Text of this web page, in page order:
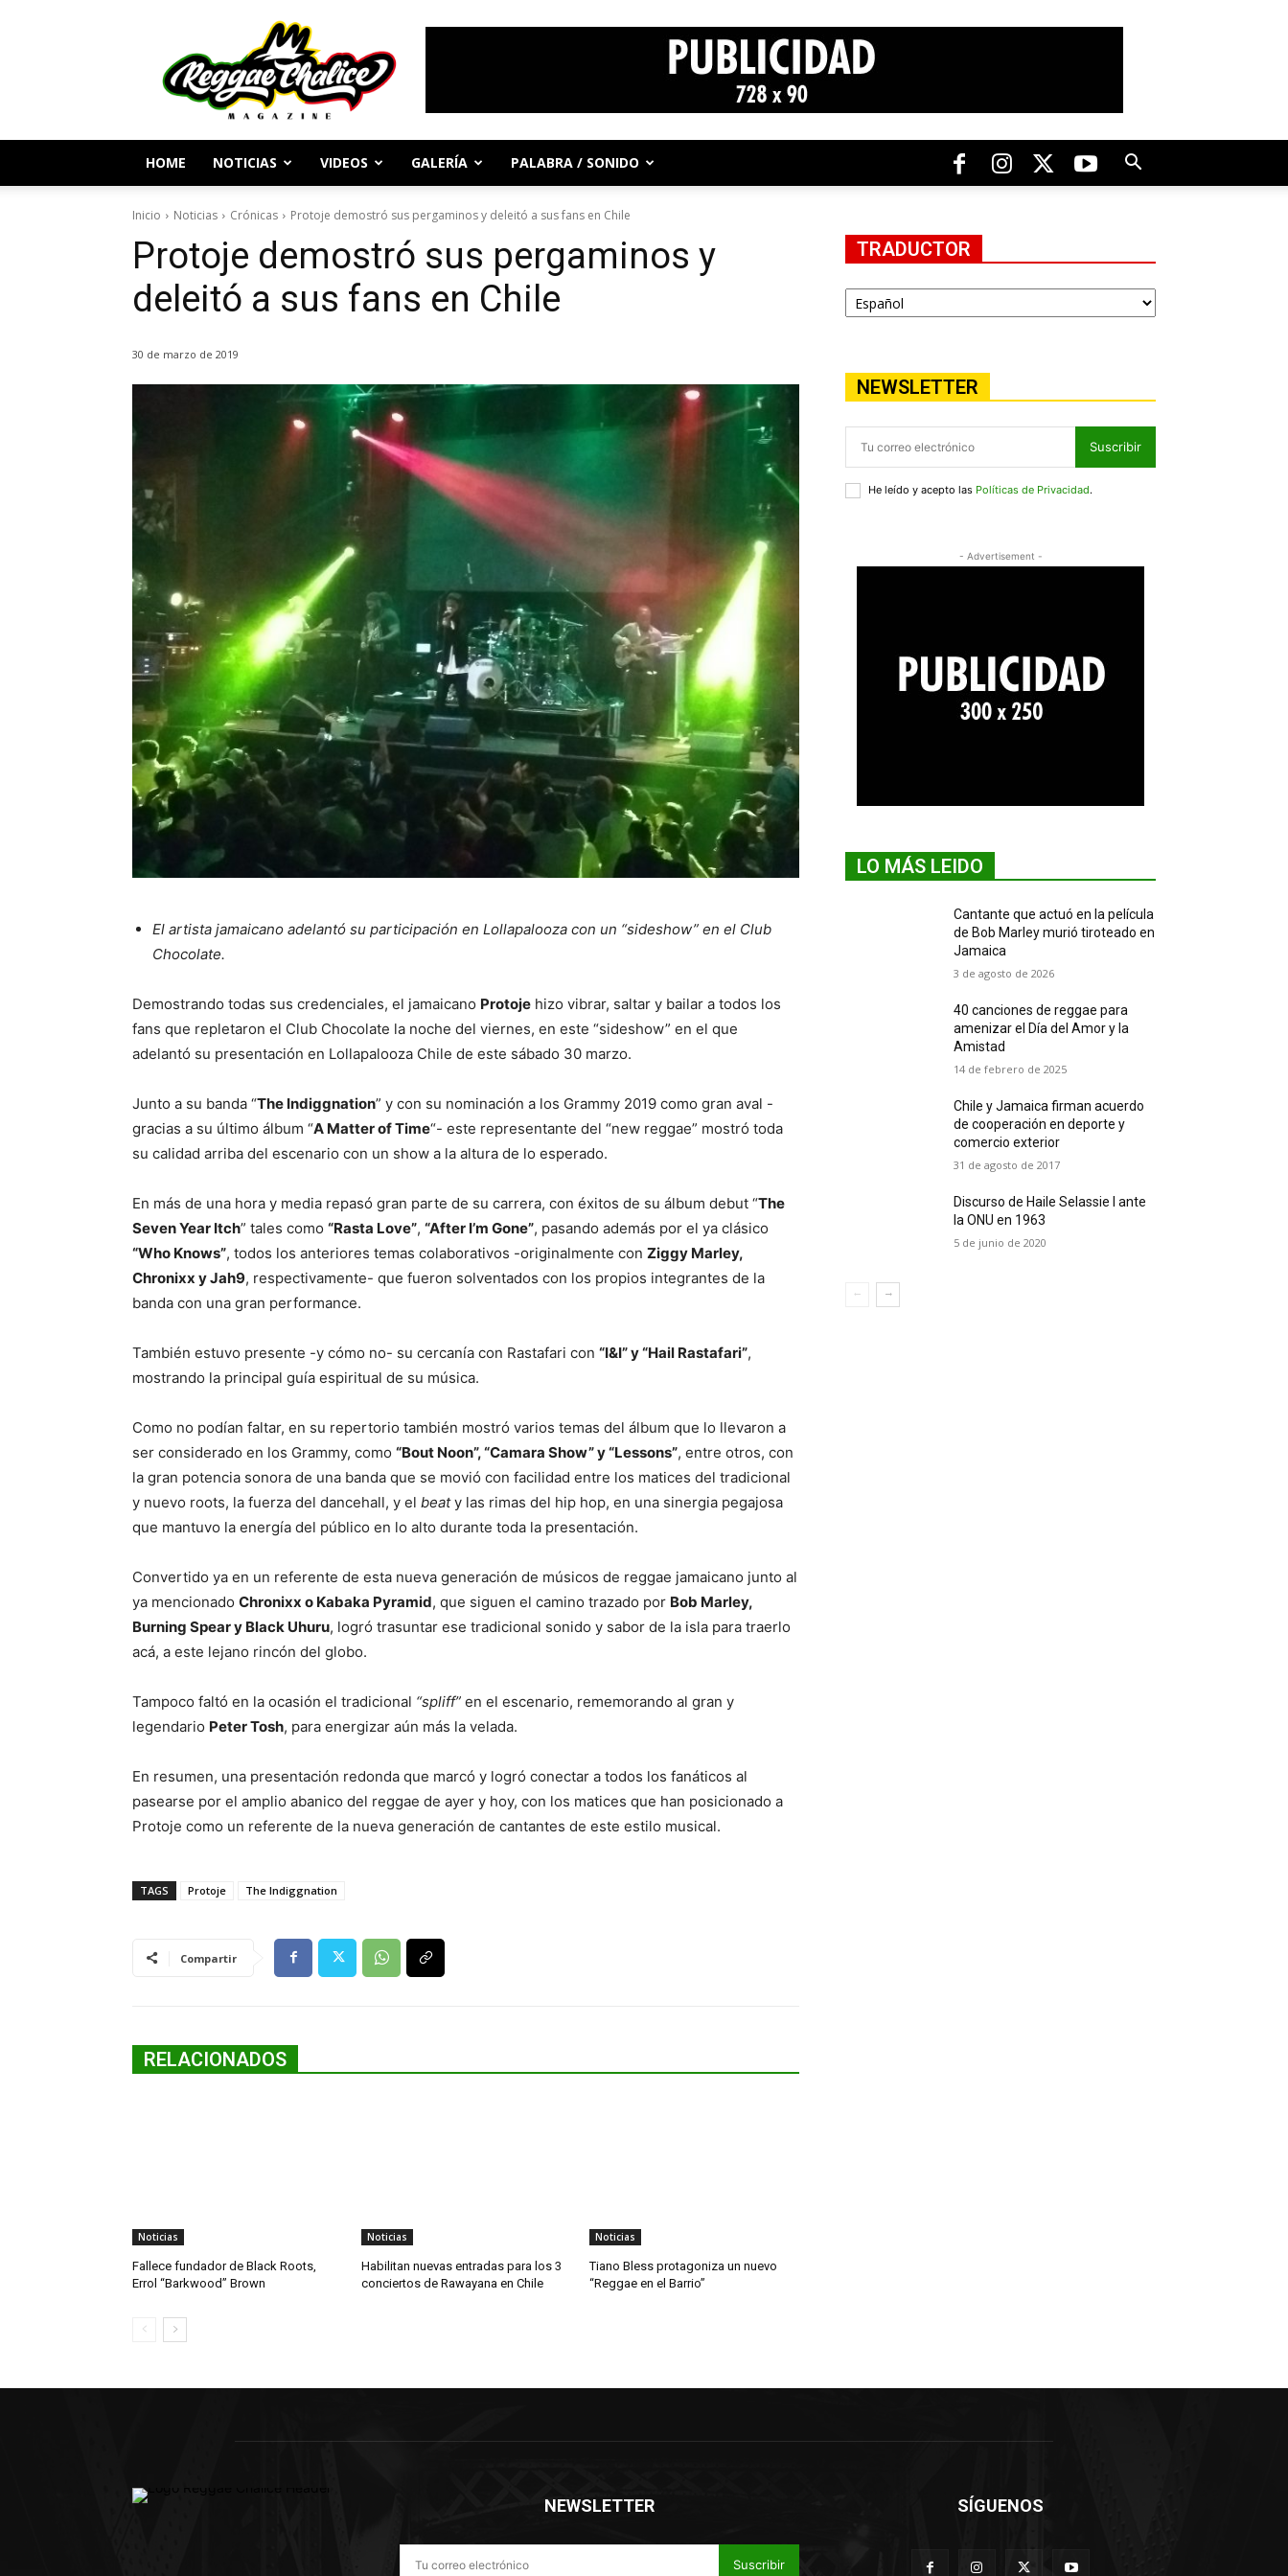
Periodismo
y
Cultura
Reggae
HOME NOTICIAS VIDEOS GALERÍA PALABRA / SONIDO
Inicio Noticias Crónicas Protoje demostró sus pergaminos y deleitó a sus fans en Chile
Protoje demostró sus pergaminos y
deleitó a sus fans en Chile
30 de marzo de 2019
El artista jamaicano adelantó su participación en Lollapalooza con un “sideshow” en el Club
Chocolate.
Demostrando todas sus credenciales, el jamaicano Protoje hizo vibrar, saltar y bailar a todos los
fans que repletaron el Club Chocolate la noche del viernes, en este “sideshow” en el que
adelantó su presentación en Lollapalooza Chile de este sábado 30 marzo.
Junto a su banda “The Indiggnation” y con su nominación a los Grammy 2019 como gran aval -
gracias a su último álbum “A Matter of Time“- este representante del “new reggae” mostró toda
su calidad arriba del escenario con un show a la altura de lo esperado.
En más de una hora y media repasó gran parte de su carrera, con éxitos de su álbum debut “The
Seven Year Itch” tales como “Rasta Love”, “After I’m Gone”, pasando además por el ya clásico
“Who Knows”, todos los anteriores temas colaborativos -originalmente con Ziggy Marley,
Chronixx y Jah9, respectivamente- que fueron solventados con los propios integrantes de la
banda con una gran performance.
También estuvo presente -y cómo no- su cercanía con Rastafari con “I&I” y “Hail Rastafari”,
mostrando la principal guía espiritual de su música.
Como no podían faltar, en su repertorio también mostró varios temas del álbum que lo llevaron a
ser considerado en los Grammy, como “Bout Noon”, “Camara Show” y “Lessons”, entre otros, con
la gran potencia sonora de una banda que se movió con facilidad entre los matices del tradicional
y nuevo roots, la fuerza del dancehall, y el beaty las rimas del hip hop, en una sinergia pegajosa
que mantuvo la energía del público en lo alto durante toda la presentación.
Convertido ya en un referente de esta nueva generación de músicos de reggae jamaicano junto al
ya mencionado Chronixx o Kabaka Pyramid, que siguen el camino trazado por Bob Marley,
Burning Spear y Black Uhuru, logró trasuntar ese tradicional sonido y sabor de la isla para traerlo
acá, a este lejano rincón del globo.
Tampoco faltó en la ocasión el tradicional “spliff” en el escenario, rememorando al gran y
legendario Peter Tosh, para energizar aún más la velada.
En resumen, una presentación redonda que marcó y logró conectar a todos los fanáticos al
pasearse por el amplio abanico del reggae de ayer y hoy, con los matices que han posicionado a
Protoje como un referente de la nueva generación de cantantes de este estilo musical.
TAGS Protoje The Indiggnation
Compartir
RELACIONADOS
Noticias
Fallece fundador de Black Roots,
Errol “Barkwood” Brown
Noticias
Habilitan nuevas entradas para los 3
conciertos de Rawayana en Chile
Noticias
Tiano Bless protagoniza un nuevo
“Reggae en el Barrio”
TRADUCTOR
NEWSLETTER
Suscribir
He leído y acepto las Políticas de Privacidad.
- Advertisement -
LO MÁS LEIDO
Cantante que actuó en la película
de Bob Marley murió tiroteado en
Jamaica
3 de agosto de 2026
40 canciones de reggae para
amenizar el Día del Amor y la
Amistad
14 de febrero de 2025
Chile y Jamaica firman acuerdo
de cooperación en deporte y
comercio exterior
31 de agosto de 2017
Discurso de Haile Selassie I ante
la ONU en 1963
5 de junio de 2020
NEWSLETTER
Suscribir
SÍGUENOS